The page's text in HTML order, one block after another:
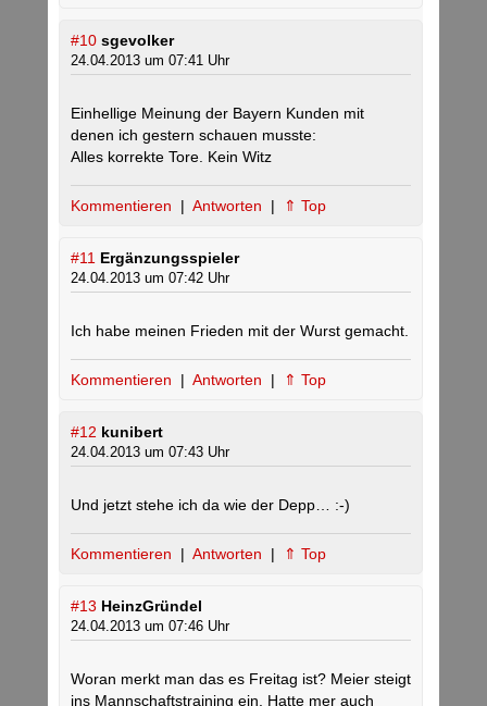
#10 sgevolker
24.04.2013 um 07:41 Uhr
Einhellige Meinung der Bayern Kunden mit
denen ich gestern schauen musste:
Alles korrekte Tore. Kein Witz
Kommentieren | Antworten | ⇑ Top
#11 Ergänzungsspieler
24.04.2013 um 07:42 Uhr
Ich habe meinen Frieden mit der Wurst gemacht.
Kommentieren | Antworten | ⇑ Top
#12 kunibert
24.04.2013 um 07:43 Uhr
Und jetzt stehe ich da wie der Depp… :-)
Kommentieren | Antworten | ⇑ Top
#13 HeinzGründel
24.04.2013 um 07:46 Uhr
Woran merkt man das es Freitag ist? Meier steigt
ins Mannschaftstraining ein. Hatte mer auch